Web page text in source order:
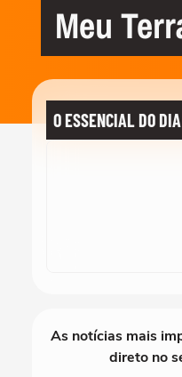
Meu
O ESSENCIAL DO DIA
As notícias mais
direto no